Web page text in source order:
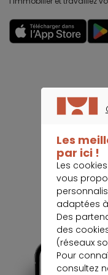
Les
par ici !
Les
vous
adaptées
Des
des
(réseaux
Pour
consultez